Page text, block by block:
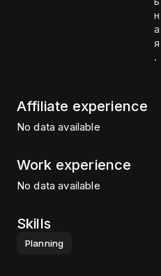
н
а
я
.
Affiliate experience
No data available
Work experience
No data available
Skills
Planning